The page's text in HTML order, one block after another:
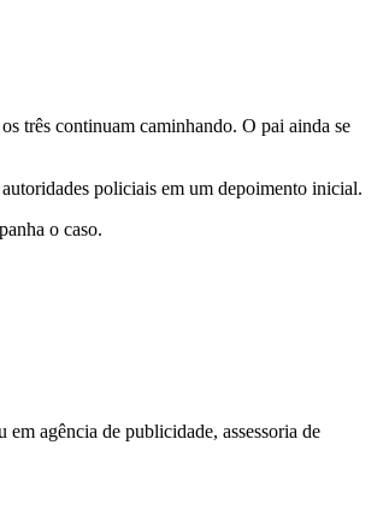
três continuam caminhando. O pai ainda se
policiais em um depoimento inicial.
o caso.
agência de publicidade, assessoria de